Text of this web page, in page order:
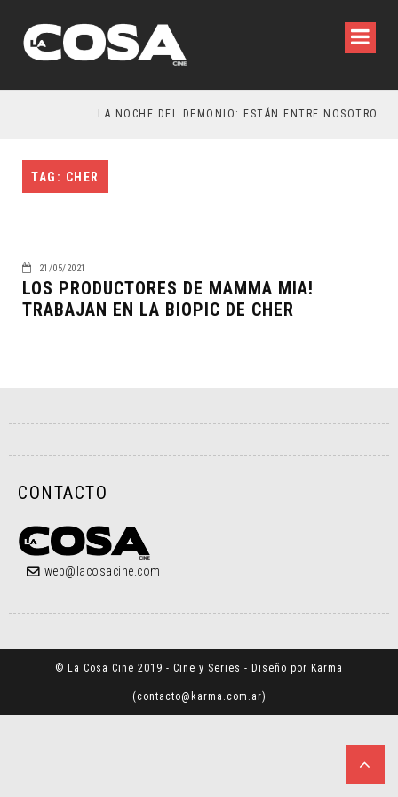
TAG: CHER
21/05/2021
LOS PRODUCTORES DE MAMMA MIA!
TRABAJAN EN LA BIOPIC DE CHER
CONTACTO
web@lacosacine.com
© La Cosa Cine 2019 - Cine y Series - Diseño por Karma
(contacto@karma.com.ar)